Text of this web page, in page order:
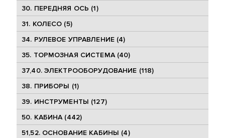
30. ПЕРЕДНЯЯ ОСЬ (1)
31. КОЛЕСО (5)
34. РУЛЕВОЕ УПРАВЛЕНИЕ (4)
35. ТОРМОЗНАЯ СИСТЕМА (40)
37,40. ЭЛЕКТРООБОРУДОВАНИЕ (118)
38. ПРИБОРЫ (1)
39. ИНСТРУМЕНТЫ (127)
50. КАБИНА (442)
51,52. ОСНОВАНИЕ КАБИНЫ (4)